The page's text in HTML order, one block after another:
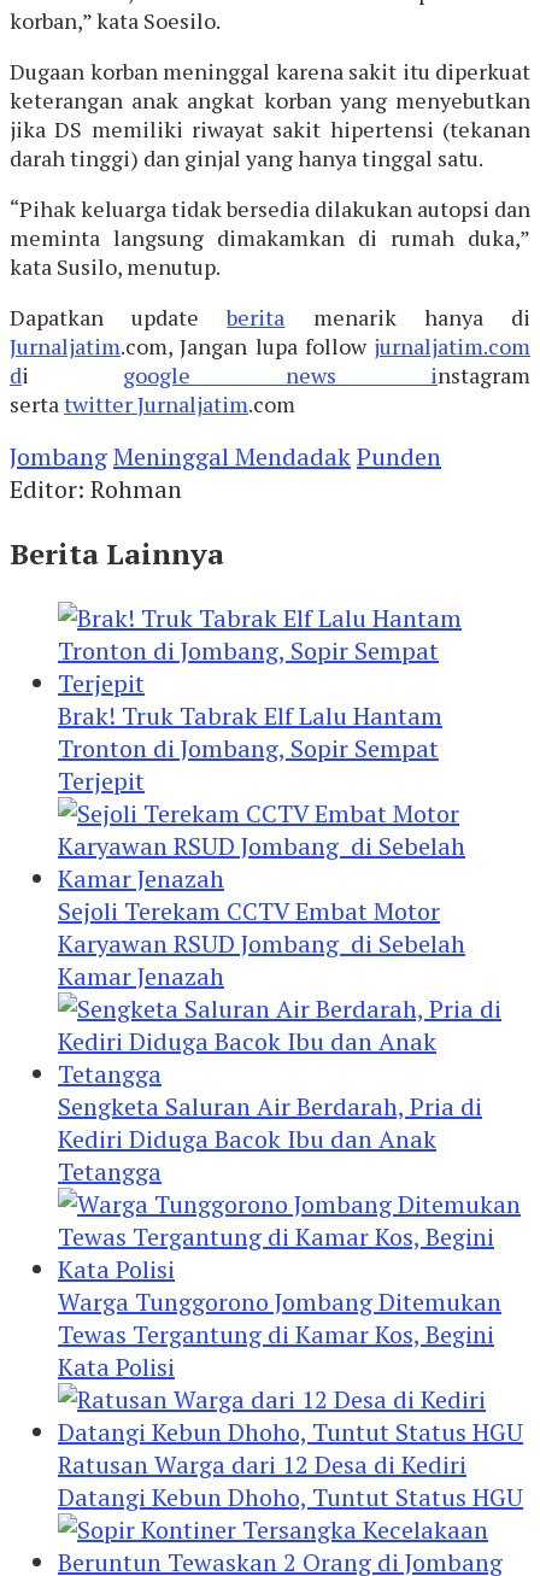
korban,” kata Soesilo.
Dugaan korban meninggal karena sakit itu diperkuat
keterangan anak angkat korban yang menyebutkan
jika DS memiliki riwayat sakit hipertensi (tekanan
darah tinggi) dan ginjal yang hanya tinggal satu.
“Pihak keluarga tidak bersedia dilakukan autopsi dan
meminta langsung dimakamkan di rumah duka,”
kata Susilo, menutup.
Dapatkan updateberita menarik hanya di
Jurnaljatim.com, Jangan lupa follow jurnaljatim.com
di google news instagram
serta twitterJurnaljatim.com
JombangMeninggal MendadakPunden
Editor: Rohman
Berita Lainnya
Brak! Truk Tabrak Elf Lalu Hantam
Tronton di Jombang, Sopir Sempat
Terjepit
Sejoli Terekam CCTV Embat Motor
Karyawan RSUD Jombang di Sebelah
Kamar Jenazah
Sengketa Saluran Air Berdarah, Pria di
Kediri Diduga Bacok Ibu dan Anak
Tetangga
Warga Tunggorono Jombang Ditemukan
Tewas Tergantung di Kamar Kos, Begini
Kata Polisi
Ratusan Warga dari 12 Desa di Kediri
Datangi Kebun Dhoho, Tuntut Status HGU